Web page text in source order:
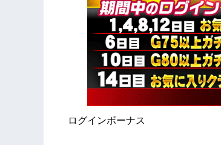
ログインボーナス